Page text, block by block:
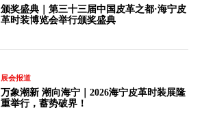
颁奖盛典｜第三十三届中国皮革之都·海宁皮
革时装博览会举行颁奖盛典
展会报道
万象潮新 潮向海宁｜2026海宁皮革时装展隆
重举行，蓄势破界！